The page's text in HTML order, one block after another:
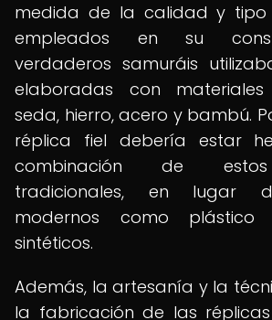
medida de la calidad y tipo
empleados en su
verdaderos samuráis
elaboradas con
seda, hierro, acero y bambú.
réplica fiel debería estar
combinación de
tradicionales, en lugar
modernos como plástico
sintéticos.
Además, la artesanía y la
la fabricación de las